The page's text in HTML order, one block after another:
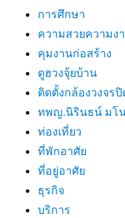
การศึกษา
ความสวยความง
คุมงานก่อสร้าง
ดูฮวงจุ้ยบ้าน
ติดตั้งกล้องวงจรปิ
ทพญ.นิรินธน์ มโ
ท่องเที่ยว
ที่พักอาศัย
ที่อยู่อาศัย
ธุรกิจ
บริการ